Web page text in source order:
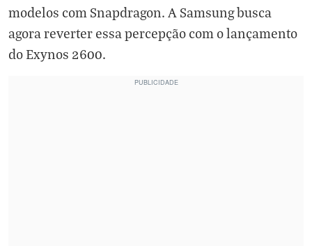
modelos com Snapdragon. A Samsung busca
agora reverter essa percepção com o lançamento
do Exynos 2600.